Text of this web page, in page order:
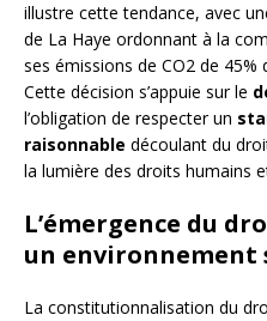
illustre cette tendance, avec
de La Haye ordonnant à la
ses émissions de CO2 de 45%
Cette décision s’appuie sur le
l’obligation de respecter un
raisonnable découlant du
la lumière des droits humains
L’émergence du
un environnement
La constitutionnalisation du